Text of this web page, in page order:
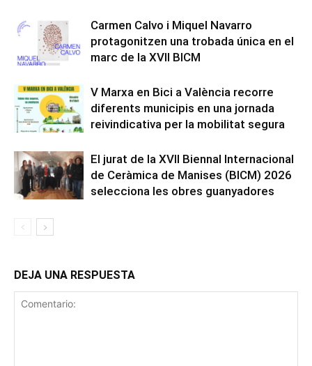
Carmen Calvo i Miquel Navarro
protagonitzen una trobada única en el
marc de la XVII BICM
V Marxa en Bici a València recorre
diferents municipis en una jornada
reivindicativa per la mobilitat segura
El jurat de la XVII Biennal Internacional
de Ceràmica de Manises (BICM) 2026
selecciona les obres guanyadores
DEJA UNA RESPUESTA